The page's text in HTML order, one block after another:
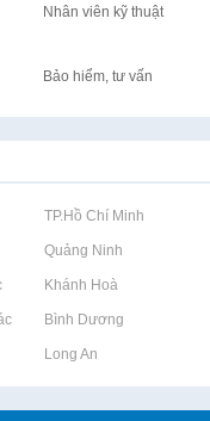
Nhân viên kỹ thuật
Bảo hiểm, tư vấn
vặt tại TP.Hồ Chí Minh Rao
vặt tại Quảng Ninh Rao
vặt tại Khánh Hoà Rao
tại Bình Dương Rao
vặt tại Long An Rao